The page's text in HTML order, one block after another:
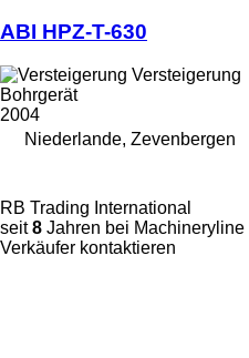
ABI HPZ-T-630
Versteigerung
Bohrgerät
2004
Niederlande, Zevenbergen
RB Trading International
seit8 Jahren bei Machineryline
Verkäufer kontaktieren